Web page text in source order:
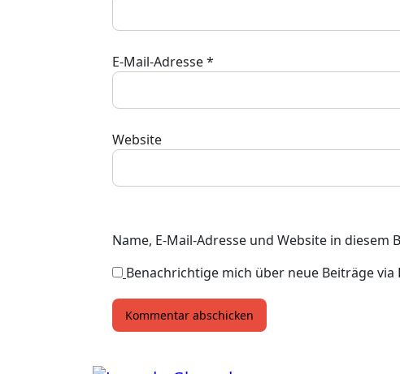
E-Mail-Adresse*
Website
Name, E-Mail-Adresse und Website in
Benachrichtige mich über neue Beiträge via